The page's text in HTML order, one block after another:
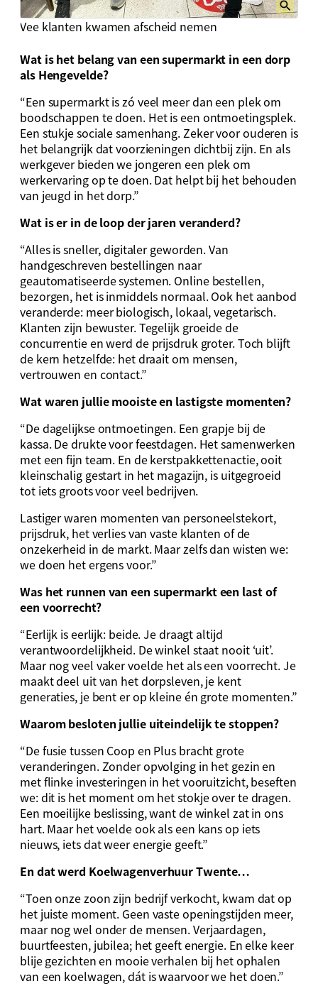
Vee klanten kwamen afscheid nemen
Wat is het belang van een supermarkt in een dorp
als Hengevelde?
“Een supermarkt is zó veel meer dan een plek om
boodschappen te doen. Het is een ontmoetingsplek.
Een stukje sociale samenhang. Zeker voor ouderen is
het belangrijk dat voorzieningen dichtbij zijn. En als
werkgever bieden we jongeren een plek om
werkervaring op te doen. Dat helpt bij het behouden
van jeugd in het dorp.”
Wat is er in de loop der jaren veranderd?
“Alles is sneller, digitaler geworden. Van
handgeschreven bestellingen naar
geautomatiseerde systemen. Online bestellen,
bezorgen, het is inmiddels normaal. Ook het aanbod
veranderde: meer biologisch, lokaal, vegetarisch.
Klanten zijn bewuster. Tegelijk groeide de
concurrentie en werd de prijsdruk groter. Toch blijft
de kern hetzelfde: het draait om mensen,
vertrouwen en contact.”
Wat waren jullie mooiste en lastigste momenten?
“De dagelijkse ontmoetingen. Een grapje bij de
kassa. De drukte voor feestdagen. Het samenwerken
met een fijn team. En de kerstpakkettenactie, ooit
kleinschalig gestart in het magazijn, is uitgegroeid
tot iets groots voor veel bedrijven.
Lastiger waren momenten van personeelstekort,
prijsdruk, het verlies van vaste klanten of de
onzekerheid in de markt. Maar zelfs dan wisten we:
we doen het ergens voor.”
Was het runnen van een supermarkt een last of
een voorrecht?
“Eerlijk is eerlijk: beide. Je draagt altijd
verantwoordelijkheid. De winkel staat nooit ‘uit’.
Maar nog veel vaker voelde het als een voorrecht. Je
maakt deel uit van het dorpsleven, je kent
generaties, je bent er op kleine én grote momenten.”
Waarom besloten jullie uiteindelijk te stoppen?
“De fusie tussen Coop en Plus bracht grote
veranderingen. Zonder opvolging in het gezin en
met flinke investeringen in het vooruitzicht, beseften
we: dit is het moment om het stokje over te dragen.
Een moeilijke beslissing, want de winkel zat in ons
hart. Maar het voelde ook als een kans op iets
nieuws, iets dat weer energie geeft.”
En dat werd Koelwagenverhuur Twente…
“Toen onze zoon zijn bedrijf verkocht, kwam dat op
het juiste moment. Geen vaste openingstijden meer,
maar nog wel onder de mensen. Verjaardagen,
buurtfeesten, jubilea; het geeft energie. En elke keer
blije gezichten en mooie verhalen bij het ophalen
van een koelwagen, dát is waarvoor we het doen.”